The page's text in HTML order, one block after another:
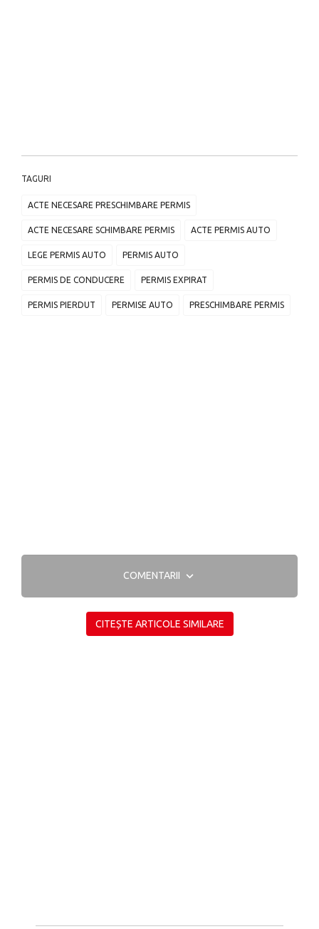
TAGURI
ACTE NECESARE PRESCHIMBARE PERMIS
ACTE NECESARE SCHIMBARE PERMIS ACTE PERMIS AUTO
LEGE PERMIS AUTO PERMIS AUTO
PERMIS DE CONDUCERE PERMIS EXPIRAT
PERMIS PIERDUT PERMISE AUTO PRESCHIMBARE PERMIS
COMENTARII
CITEȘTE ARTICOLE SIMILARE